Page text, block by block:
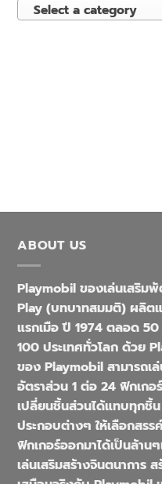
Select a category
ABOUT US
Playmobil ของเล่นเสริม
Play (บทบาทสมมติ) ผลิตแ
แรกเมือ ปี 1974 ตลอด
100 ประเทศทั่วโลก ด้วย
ของ Playmobil สามารถ
อัตราส่วน 1 ต่อ 24 ฟิกเกอ
เปลี่ยนชิ้นส่วนได้แทบทุกชิ้
ประกอบต่างๆ ให้เลือกสรร
ฟิกเกอร์ออกมาได้เป็นล้า
เล่นเสริมสร้างจินตนาการ